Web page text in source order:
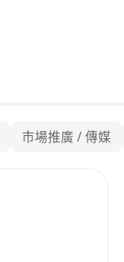
市場推廣 / 傳媒